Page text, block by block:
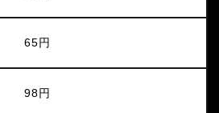
65円
98円